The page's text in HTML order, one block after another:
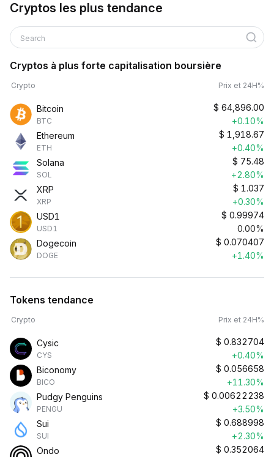
Cryptos les plus tendance
Search
Cryptos à plus forte capitalisation boursière
Crypto Prix et 24H%
Bitcoin
BTC
$ 64,896.00
+0.10%
Ethereum
ETH
$ 1,918.67
+0.40%
Solana
SOL
$ 75.48
+2.80%
XRP
XRP
$ 1.037
+0.30%
USD1
USD1
$ 0.99974
0.00%
Dogecoin
DOGE
$ 0.070407
+1.40%
Tokens tendance
Crypto Prix et 24H%
Cysic
CYS
$ 0.832704
+0.40%
Biconomy
BICO
$ 0.056658
+11.30%
Pudgy Penguins
PENGU
$ 0.00622238
+3.50%
Sui
SUI
$ 0.688998
+2.30%
Ondo
$ 0.352064